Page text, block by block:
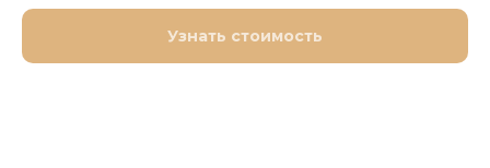
Узнать стоимость